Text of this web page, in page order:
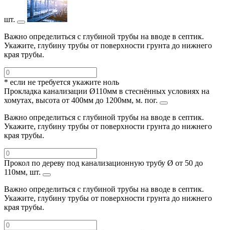
шт.
Важно определиться с глубиной трубы на вводе в септик.
Укажите, глубину трубы от поверхности грунта до нижнего
края трубы.
* если не требуется укажите ноль
Прокладка канализации Ø110мм в стеснённых условиях на
хомутах, высота от 400мм до 1200мм, м. пог.
Важно определиться с глубиной трубы на вводе в септик.
Укажите, глубину трубы от поверхности грунта до нижнего
края трубы.
Прокол по дереву под канализационную трубу Ø от 50 до
110мм, шт.
Важно определиться с глубиной трубы на вводе в септик.
Укажите, глубину трубы от поверхности грунта до нижнего
края трубы.